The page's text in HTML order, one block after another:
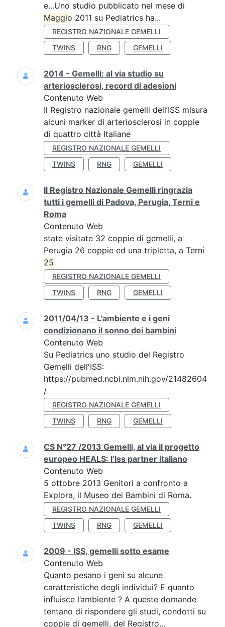
e...Uno studio pubblicato nel mese di
Maggio 2011 su Pediatrics ha...
REGISTRO NAZIONALE GEMELLI
TWINS
RNG GEMELLI
2014 - Gemelli: al via studio su
arteriosclerosi, record di adesioni
Contenuto Web
Il Registro nazionale gemelli dell’ISS misura
alcuni marker di arteriosclerosi in coppie
di quattro città Italiane
REGISTRO NAZIONALE GEMELLI
TWINS
RNG GEMELLI
Il Registro Nazionale Gemelli ringrazia
tutti i gemelli di Padova, Perugia, Terni e
Roma
Contenuto Web
state visitate 32 coppie di gemelli, a
Perugia 26 coppie ed una tripletta, a Terni
25
REGISTRO NAZIONALE GEMELLI
TWINS
RNG GEMELLI
2011/04/13 - L'ambiente e i geni
condizionano il sonno dei bambini
Contenuto Web
Su Pediatrics uno studio del Registro
Gemelli dell'ISS:
https://pubmed.ncbi.nlm.nih.gov/21482604
/
REGISTRO NAZIONALE GEMELLI
TWINS
RNG GEMELLI
CS N°27 /2013 Gemelli, al via il progetto
europeo HEALS: l’Iss partner italiano
Contenuto Web
5 ottobre 2013 Genitori a confronto a
Explora, il Museo dei Bambini di Roma.
REGISTRO NAZIONALE GEMELLI
TWINS
RNG GEMELLI
2009 - ISS, gemelli sotto esame
Contenuto Web
Quanto pesano i geni su alcune
caratteristiche degli individui? E quanto
influisce l’ambiente ? A queste domande
tentano di rispondere gli studi, condotti su
coppie di gemelli, del Registro...